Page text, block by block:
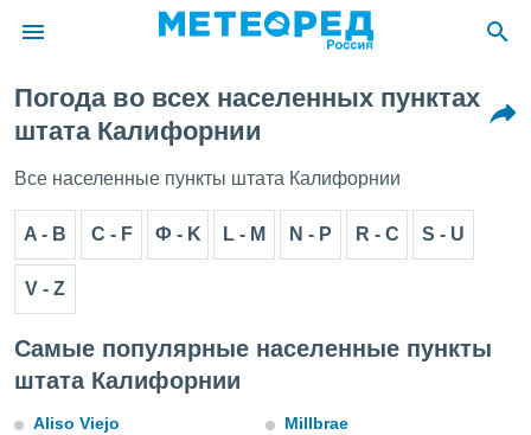
о
к этому
Погода во всех населенных пунктах
штата Калифорнии
Все населенные пункты штата Калифорнии
A - B C - F Ф - K L - M N - P R - С S - U
V - Z
Самые популярные населенные пункты
штата Калифорнии
Aliso Viejo
Millbrae